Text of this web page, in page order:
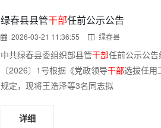
绿春县县管干部任前公示公告
2026-03-21 11:36:55 绿春县
中共绿春县委组织部县管干部任前公示公
〔2026〕1号根据《党政领导干部选拔任用
规定，现将王浩泽等3名同志拟
详细